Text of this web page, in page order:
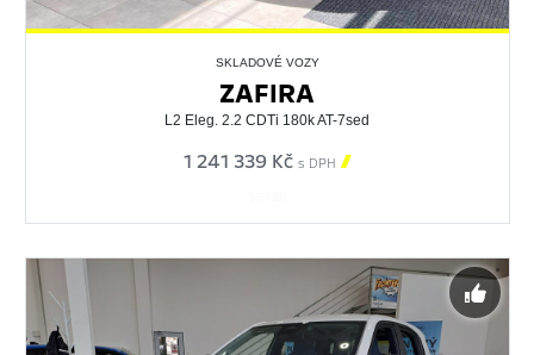
SKLADOVÉ VOZY
ZAFIRA
L2 Eleg. 2.2 CDTi 180k AT-7sed
1 241 339 Kč s DPH 